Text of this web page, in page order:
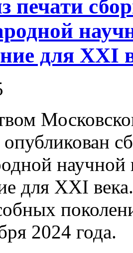
для XXI
для XXI
2024 года.